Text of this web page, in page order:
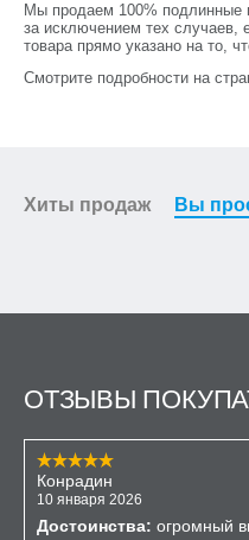
Мы продаем 100% подлинные
за исключением тех случаев,
товара прямо указано на то,
Смотрите подробности на
Хиты продаж Вы
ОТЗЫВЫ
Конрадин
10 января 2026
Достоинства: огромный